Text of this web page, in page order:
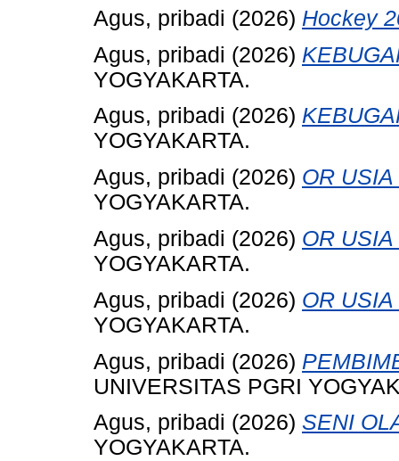
Agus, pribadi (2026) Hockey
Agus, pribadi (2026)
YOGYAKARTA.
Agus, pribadi (2026)
YOGYAKARTA.
Agus, pribadi (2026) OR
YOGYAKARTA.
Agus, pribadi (2026) OR
YOGYAKARTA.
Agus, pribadi (2026) OR
YOGYAKARTA.
Agus, pribadi (2026)
UNIVERSITAS PGRI
Agus, pribadi (2026) SENI
YOGYAKARTA.